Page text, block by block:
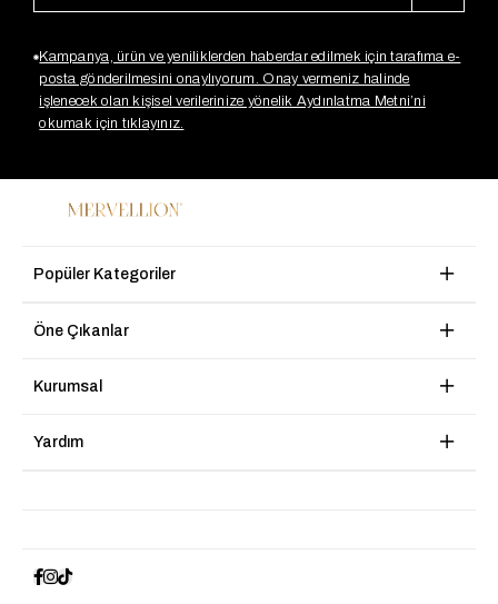
Kampanya, ürün ve yeniliklerden haberdar edilmek için tarafıma e-
posta gönderilmesini onaylıyorum. Onay vermeniz halinde
işlenecek olan kişisel verilerinize yönelik Aydınlatma Metni’ni
okumak için tıklayınız.
Popüler Kategoriler
Öne Çıkanlar
Kurumsal
Yardım